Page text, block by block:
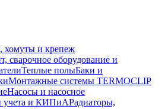
хомуты и крепеж
сварочное оборудование и
Теплые полыБаки и
Монтажные системы TERMOCLIP
Насосы и насосное
учета и КИПиАРадиаторы,